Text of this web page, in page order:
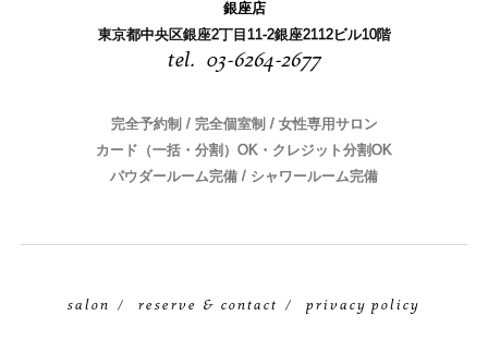
銀座店
東京都中央区銀座2丁目11-2銀座2112ビル10階
03-6264-2677
完全予約制 / 完全個室制 / 女性専用サロン
カード（一括・分割）OK・クレジット分割OK
パウダールーム完備 / シャワールーム完備
salon reserve & contact privacy policy